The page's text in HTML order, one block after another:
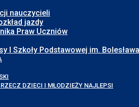
nauczycieli
jazdy
Praw Uczniów
I Szkoły Podstawowej im.
DZIECI I MŁODZIEŻY NAJLEPSI